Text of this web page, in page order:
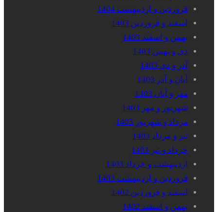
فروردین و اردیبهشت 1404
اسفند و فروردین 1403
بهمن و اسفند 1403
دی و بهمن 1403
آذر و دی 1403
آبان و آذر 1403
مهر و آبان 1403
شهریور و مهر 1403
مرداد و شهریور 1403
تیر و مرداد 1403
خرداد و تیر 1403
اردیبهشت و خرداد 1403
فروردین و اردیبهشت 1403
اسفند و فروردین 1402
بهمن و اسفند 1402